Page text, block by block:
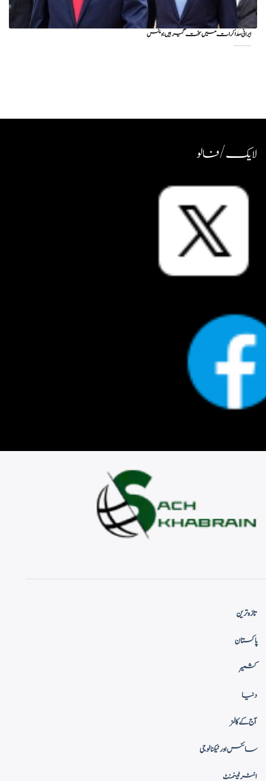
ایرانی مذاکرات میں سخت گیر ہیں: وینس
لایک / فالو
تازہ ترین
پاکستان
کشمیر
دنیا
آج کے کالمز
سائنس اور ٹیکنالوجی
انٹرٹینمنٹ